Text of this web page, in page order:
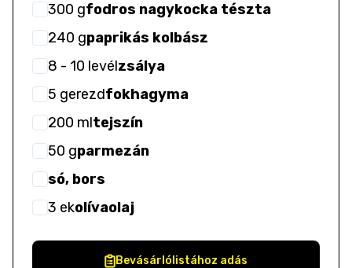
300 gfodros nagykocka tészta
240 gpaprikás kolbász
8 - 10 levélzsálya
5 gerezdfokhagyma
200 mltejszín
50 gparmezán
só, bors
3 ekolívaolaj
Bevásárlólistához adás